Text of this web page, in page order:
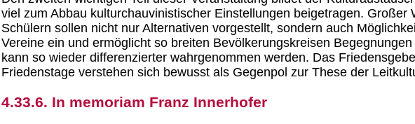
viel zum Abbau kulturchauvinistischer Einstellungen beigetragen.
Schülern sollen nicht nur Alternativen vorgestellt, sondern auch
Vereine ein und ermöglicht so breiten Bevölkerungskreisen
kann so wieder differenzierter wahrgenommen werden. Das
Friedenstage verstehen sich bewusst als Gegenpol zur These der
4.33.6. In memoriam Franz Innerhofer